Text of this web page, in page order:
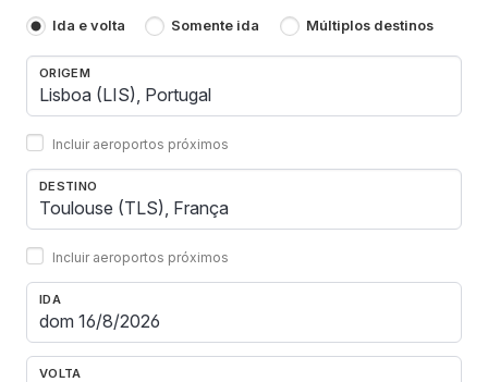
Ida e volta Somente ida Múltiplos destinos
ORIGEM
Incluir aeroportos próximos
DESTINO
Incluir aeroportos próximos
IDA
VOLTA